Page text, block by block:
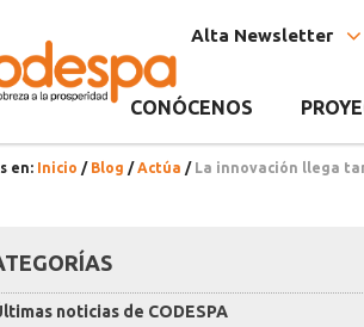
Alta Newsletter
CONÓCENOS
en: Inicio / Blog / Actúa / La innovación llega
noticias de CODESPA